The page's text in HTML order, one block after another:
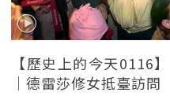
【歷史上的今天0116
｜德雷莎修女抵臺訪問